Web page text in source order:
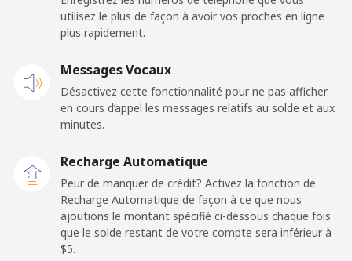
⁦48.5¢⁩
Ligne fixe
Mobile ⁦39.9¢⁩ 12 min pour ⁦$5⁩
Liechtenstein
Ligne fixe 34 min pour ⁦$5⁩
utilisez le plus de façon à avoir vos proches en ligne
plus rapidement.
Messages Vocaux
Désactivez cette fonctionnalité pour ne pas afficher
en cours d’appel les messages relatifs au solde et aux
minutes.
Recharge Automatique
Peur de manquer de crédit? Activez la fonction de
Recharge Automatique de façon à ce que nous
ajoutions le montant spécifié ci-dessous chaque fois
que le solde restant de votre compte sera inférieur à
⁦$5⁩.